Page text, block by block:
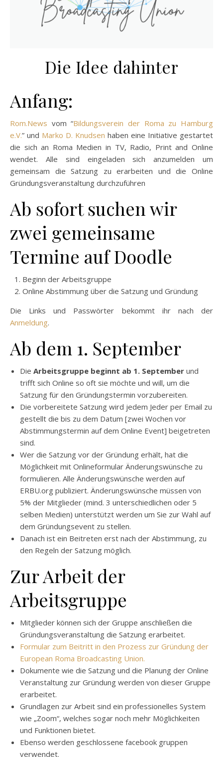
Die Idee dahinter
Anfang:
Rom.News vom “Bildungsverein der Roma zu Hamburg
e.V.” und Marko D. Knudsen haben eine Initiative gestartet
die sich an Roma Medien in TV, Radio, Print and Online
wendet. Alle sind eingeladen sich anzumelden um
gemeinsam die Satzung zu erarbeiten und die Online
Gründungsveranstaltung durchzuführen
Ab sofort suchen wir
zwei gemeinsame
Termine auf Doodle
Beginn der Arbeitsgruppe
Online Abstimmung über die Satzung und Gründung
Die Links und Passwörter bekommt ihr nach der
Anmeldung.
Ab dem 1. September
Die Arbeitsgruppe beginnt ab 1. September und
trifft sich Online so oft sie möchte und will, um die
Satzung für den Gründungstermin vorzubereiten.
Die vorbereitete Satzung wird jedem Jeder per Email zu
gestellt die bis zu dem Datum [zwei Wochen vor
Abstimmungstermin auf dem Online Event] beigetreten
sind.
Wer die Satzung vor der Gründung erhält, hat die
Möglichkeit mit Onlineformular Änderungswünsche zu
formulieren. Alle Änderungswünsche werden auf
ERBU.org publiziert. Änderungswünsche müssen von
5% der Mitglieder (mind. 3 unterschiedlichen oder 5
selben Medien) unterstützt werden um Sie zur Wahl auf
dem Gründungsevent zu stellen.
Danach ist ein Beitreten erst nach der Abstimmung, zu
den Regeln der Satzung möglich.
Zur Arbeit der
Arbeitsgruppe
Mitglieder können sich der Gruppe anschließen die
Gründungsveranstaltung die Satzung erarbeitet.
Formular zum Beitritt in den Prozess zur Gründung der
European Roma Broadcasting Union.
Dokumente wie die Satzung und die Planung der Online
Veranstaltung zur Gründung werden von dieser Gruppe
erarbeitet.
Grundlagen zur Arbeit sind ein professionelles System
wie „Zoom“, welches sogar noch mehr Möglichkeiten
und Funktionen bietet.
Ebenso werden geschlossene facebook gruppen
verwendet.